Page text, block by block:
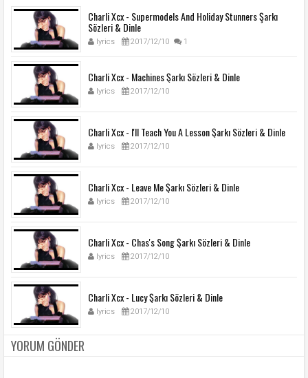
Charli Xcx - Supermodels And Holiday Stunners Şarkı
Sözleri & Dinle
lyrics 2017/12/10 1
Charli Xcx - Machines Şarkı Sözleri & Dinle
lyrics 2017/12/10
Charli Xcx - I'll Teach You A Lesson Şarkı Sözleri & Dinle
lyrics 2017/12/10
Charli Xcx - Leave Me Şarkı Sözleri & Dinle
lyrics 2017/12/10
Charli Xcx - Chas's Song Şarkı Sözleri & Dinle
lyrics 2017/12/10
Charli Xcx - Lucy Şarkı Sözleri & Dinle
lyrics 2017/12/10
YORUM GÖNDER